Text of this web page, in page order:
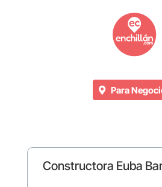
Para
Constructora Euba